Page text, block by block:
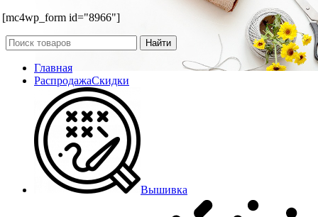
[mc4wp_form id="8966"]
Найти
Главная
РаспродажаСкидки
Вышивка